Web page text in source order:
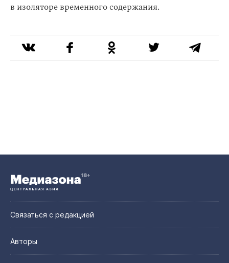
в изоляторе временного содержания.
Связаться с редакцией
Авторы